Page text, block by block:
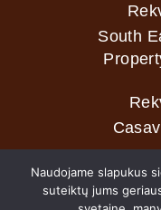
South
2026
Naudojame slapukus
suteiktų jums